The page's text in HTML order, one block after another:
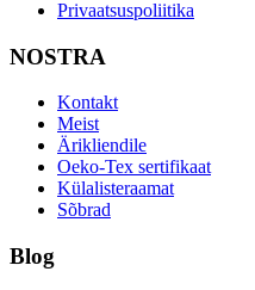
Privaatsuspoliitika
NOSTRA
Kontakt
Meist
Ärikliendile
Oeko-Tex sertifikaat
Külalisteraamat
Sõbrad
Blog